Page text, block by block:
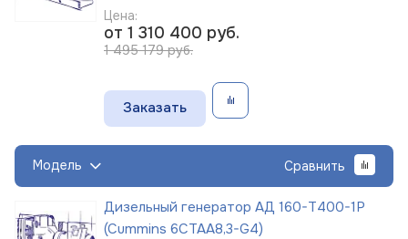
Цена:
от 1 310 400 руб.
1 495 179 руб.
Заказать
Модель Сравнить
Дизельный генератор АД 160-Т400-1Р
(Cummins 6CTAА8,3-G4)